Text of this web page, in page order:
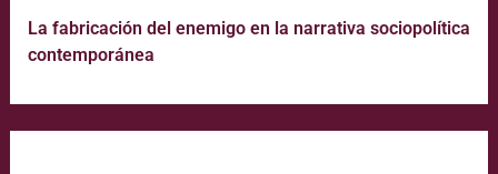
La fabricación del enemigo en la narrativa sociopolítica
contemporánea